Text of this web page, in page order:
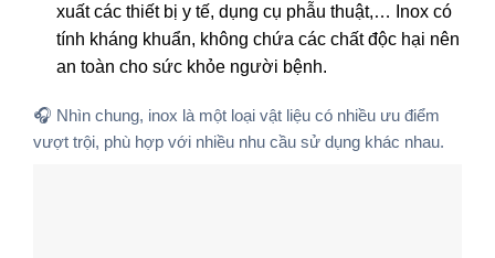
xuất các thiết bị y tế, dụng cụ phẫu thuật,… Inox có
tính kháng khuẩn, không chứa các chất độc hại nên
an toàn cho sức khỏe người bệnh.
🎧 Nhìn chung, inox là một loại vật liệu có nhiều ưu điểm
vượt trội, phù hợp với nhiều nhu cầu sử dụng khác nhau.